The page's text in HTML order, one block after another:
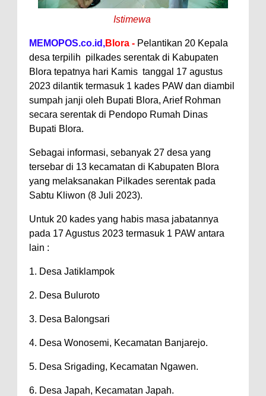
Istimewa
MEMOPOS.co.id,Blora - Pelantikan 20 Kepala
desa terpilih pilkades serentak di Kabupaten
Blora tepatnya hari Kamis tanggal 17 agustus
2023 dilantik termasuk 1 kades PAW dan diambil
sumpah janji oleh Bupati Blora, Arief Rohman
secara serentak di Pendopo Rumah Dinas
Bupati Blora.
Sebagai informasi, sebanyak 27 desa yang
tersebar di 13 kecamatan di Kabupaten Blora
yang melaksanakan Pilkades serentak pada
Sabtu Kliwon (8 Juli 2023).
Untuk 20 kades yang habis masa jabatannya
pada 17 Agustus 2023 termasuk 1 PAW antara
lain :
1. Desa Jatiklampok
2. Desa Buluroto
3. Desa Balongsari
4. Desa Wonosemi, Kecamatan Banjarejo.
5. Desa Srigading, Kecamatan Ngawen.
6. Desa Japah, Kecamatan Japah.